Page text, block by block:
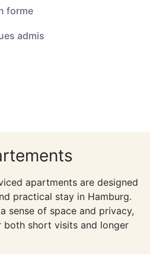
forme
admis
apartments are designed
practical stay in Hamburg.
sense of space and privacy,
both short visits and longer